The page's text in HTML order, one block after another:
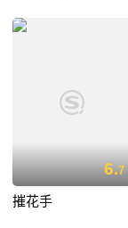
6.7
摧花手